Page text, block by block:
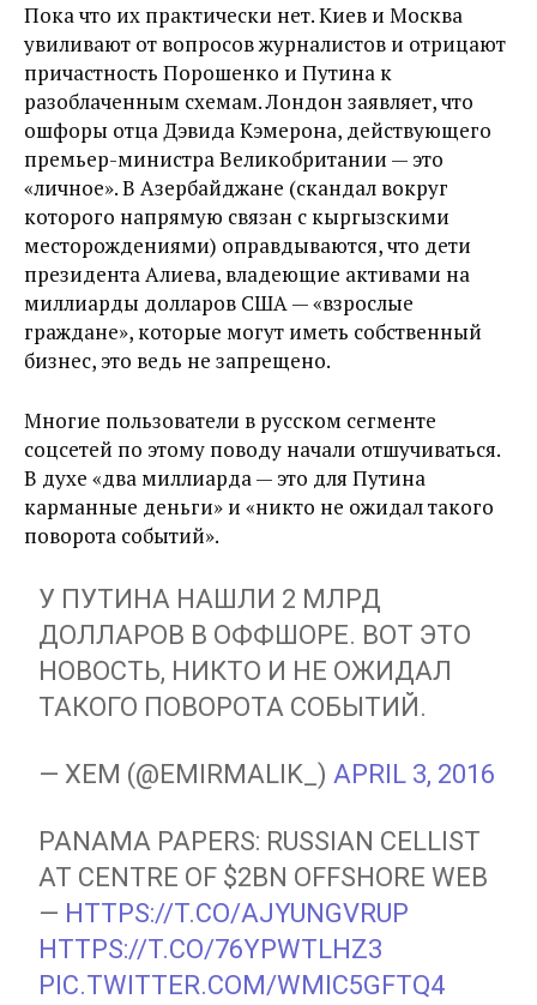
Пока что их практически нет. Киев и Москва
увиливают от вопросов журналистов и отрицают
причастность Порошенко и Путина к
разоблаченным схемам. Лондон заявляет, что
ошфоры отца Дэвида Кэмерона, действующего
премьер-министра Великобритании — это
«личное». В Азербайджане (скандал вокруг
которого напрямую связан с кыргызскими
месторождениями) оправдываются, что дети
президента Алиева, владеющие активами на
миллиарды долларов США — «взрослые
граждане», которые могут иметь собственный
бизнес, это ведь не запрещено.
Многие пользователи в русском сегменте
соцсетей по этому поводу начали отшучиваться.
В духе «два миллиарда — это для Путина
карманные деньги» и «никто не ожидал такого
поворота событий».
У ПУТИНА НАШЛИ 2 МЛРД
ДОЛЛАРОВ В ОФФШОРЕ. ВОТ ЭТО
НОВОСТЬ, НИКТО И НЕ ОЖИДАЛ
ТАКОГО ПОВОРОТА СОБЫТИЙ.
— XEM (@EMIRMALIK_)APRIL 3, 2016
PANAMA PAPERS: RUSSIAN CELLIST
AT CENTRE OF $2BN OFFSHORE WEB
— HTTPS://T.CO/AJYUNGVRUP
HTTPS://T.CO/76YPWTLHZ3
PIC.TWITTER.COM/WMIC5GFTQ4